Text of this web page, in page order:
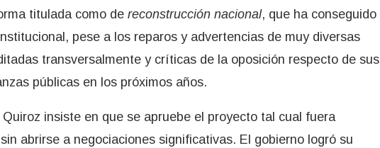
titulada como de reconstrucción nacional, que ha conseguido
pese a los reparos y advertencias de muy diversas
transversalmente y críticas de la oposición respecto de sus
públicas en los próximos años.
insiste en que se apruebe el proyecto tal cual fuera
abrirse a negociaciones significativas. El gobierno logró su